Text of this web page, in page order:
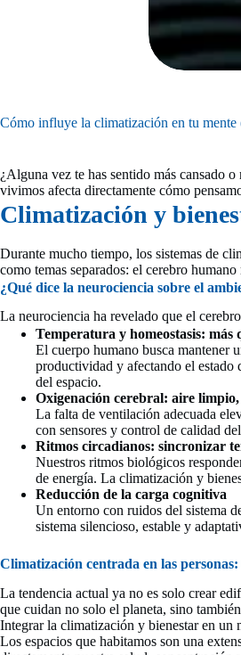
Cómo influye la climatización en tu
¿Alguna vez te has sentido más cansado
vivimos afecta directamente cómo
Climatización y
Durante mucho tiempo, los sistemas de
como temas separados: el cerebro
¿Qué dice la neurociencia sobre el
La neurociencia ha revelado que el
Temperatura y homeostasis: más
El cuerpo humano busca mantener
productividad y afectando el estado
del espacio.
Oxigenación cerebral: aire
La falta de ventilación adecuada
con sensores y control de calidad
Ritmos circadianos: sincronizar
Nuestros ritmos biológicos
de energía. La climatización y
Reducción de la carga cognitiva
Un entorno con ruidos del sistema
sistema silencioso, estable y
Climatización centrada en las
La tendencia actual ya no es solo crear
que cuidan no solo el planeta, sino
Integrar la climatización y bienestar en un
Los espacios que habitamos son una